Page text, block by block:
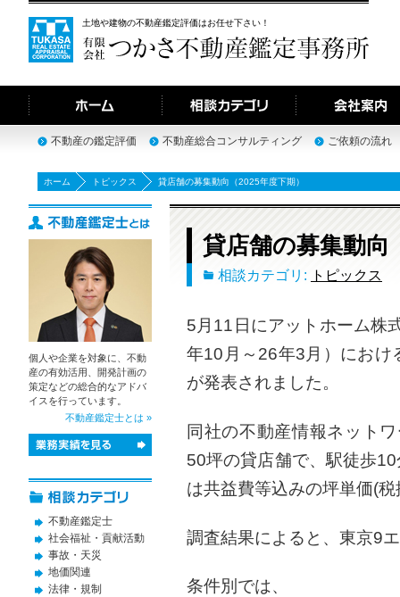
土地や建物の不動産鑑定評価はお任せ下さい！
不動産の鑑定評価 不動産総合コンサルティング ご依頼の流れ
ホーム トピックス 貸店舗の募集動向（2025年度下期）
貸店舗の募集動向
相談カテゴリ: トピックス
5月11日にアットホーム株
年10月～26年3月）におけ
が発表されました。
同社の不動産情報ネット
50坪の貸店舗で、駅徒歩
は共益費等込みの坪単価(
調査結果によると、東京9
条件別では、
個人や企業を対象に、不動
産の有効活用、開発計画の
策定などの総合的なアドバ
イスを行っています。
不動産鑑定士とは »
不動産鑑定士
社会福祉・貢献活動
事故・天災
地価関連
法律・規制